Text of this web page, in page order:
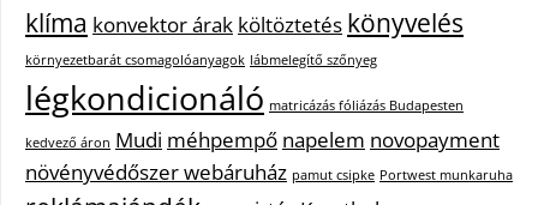
klíma konvektor árak költöztetés könyvelés
környezetbarát csomagolóanyagok lábmelegítő szőnyeg
légkondicionáló matricázás fóliázás Budapesten
kedvező áron Mudi méhpempő napelem novopayment
növényvédőszer webáruház pamut csipke Portwest munkaruha